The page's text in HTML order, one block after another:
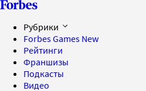
Рубрики
Forbes Games New
Рейтинги
Франшизы
Подкасты
Видео